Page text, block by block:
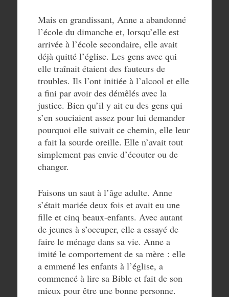
Mais en grandissant, Anne a abandonné
l’école du dimanche et, lorsqu’elle est
arrivée à l’école secondaire, elle avait
déjà quitté l’église. Les gens avec qui
elle traînait étaient des fauteurs de
troubles. Ils l’ont initiée à l’alcool et elle
a fini par avoir des démêlés avec la
justice. Bien qu’il y ait eu des gens qui
s’en souciaient assez pour lui demander
pourquoi elle suivait ce chemin, elle leur
a fait la sourde oreille. Elle n’avait tout
simplement pas envie d’écouter ou de
changer.
Faisons un saut à l’âge adulte. Anne
s’était mariée deux fois et avait eu une
fille et cinq beaux-enfants. Avec autant
de jeunes à s’occuper, elle a essayé de
faire le ménage dans sa vie. Anne a
imité le comportement de sa mère : elle
a emmené les enfants à l’église, a
commencé à lire sa Bible et fait de son
mieux pour être une bonne personne.